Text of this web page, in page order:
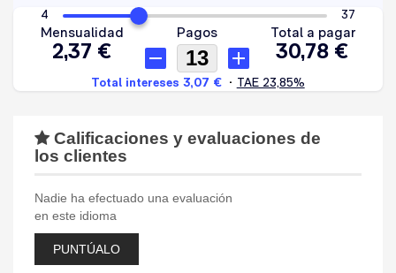
Calificaciones y evaluaciones de
los clientes
Nadie ha efectuado una evaluación
en este idioma
PUNTÚALO